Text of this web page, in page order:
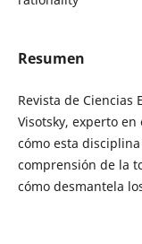
Resumen
Revista de Ciencias
Visotsky, experto
cómo esta
comprensión de la
cómo desmantela